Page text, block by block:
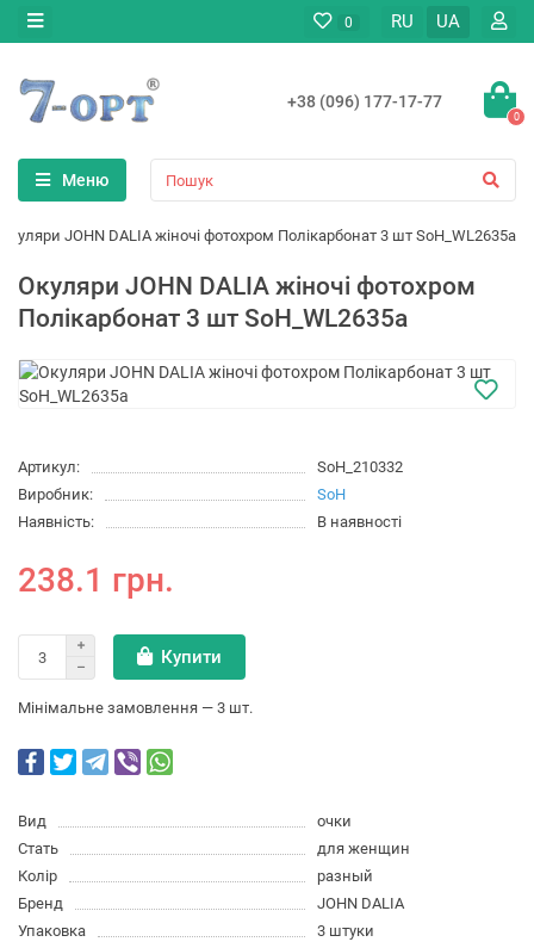
0 RU UA
+38 (096) 177-17-77
0
Меню
Окуляри JOHN DALIA жіночі фотохром Полікарбонат 3 шт SoH_WL2635a
Окуляри JOHN DALIA жіночі фотохром
Полікарбонат 3 шт SoH_WL2635a
Артикул:
SoH_210332
Виробник:
SoH
Наявність:
В наявності
238.1 грн.
Купити
Мінімальне замовлення — 3 шт.
Вид
очки
Стать
для женщин
Колір
разный
Бренд
JOHN DALIA
Упаковка
3 штуки